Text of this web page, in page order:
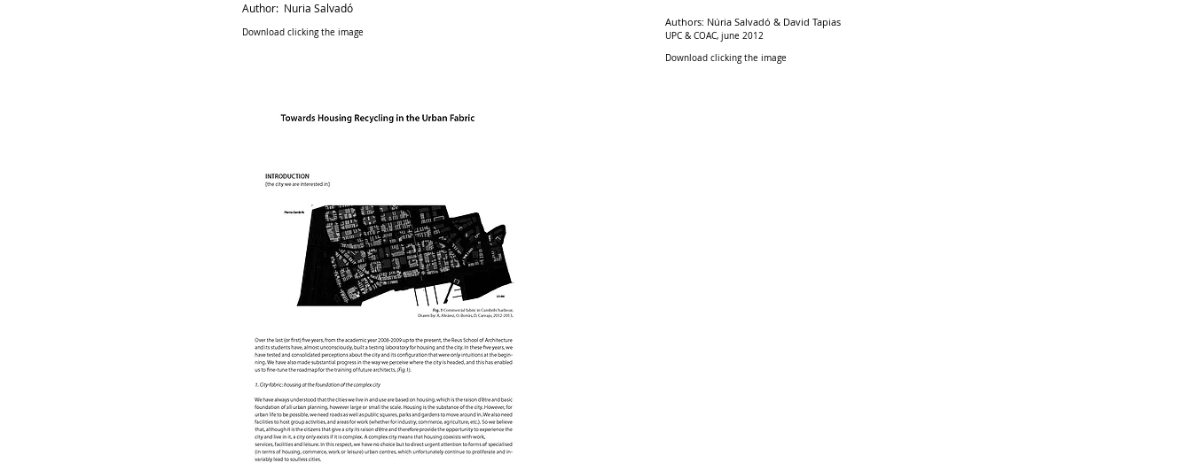
Author: Nuria Salvadó
Download clicking the image
Authors: Núria Salvadó & David Tapias
UPC & COAC, june 2012
Download clicking the image